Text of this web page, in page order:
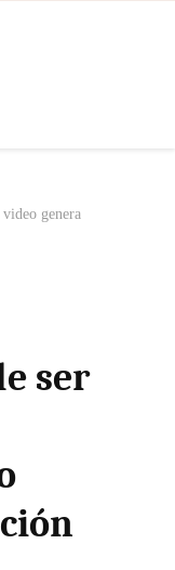
genera
ser